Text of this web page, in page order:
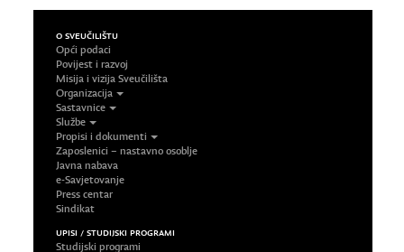
O SVEUČILIŠTU
Opći podaci
Povijest i razvoj
Misija i vizija Sveučilišta
Organizacija
Sastavnice
Službe
Propisi i dokumenti
Zaposlenici – nastavno osoblje
Javna nabava
e-Savjetovanje
Press centar
Sindikat
UPISI / STUDIJSKI PROGRAMI
Studijski programi